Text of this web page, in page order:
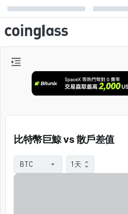
比特幣巨鯨 vs 散戶差值
1天